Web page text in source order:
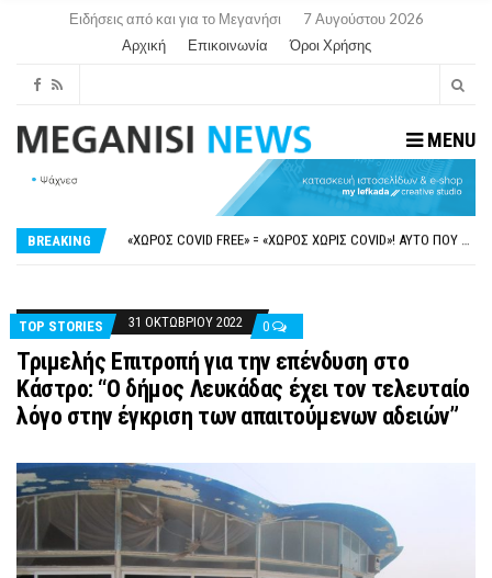
Ειδήσεις από και για το Μεγανήσι
7 Αυγούστου 2026
Αρχική
Επικοινωνία Όροι Χρήσης
MENU
BREAKING
ΝΥΔΡΊ:ΠΙΆΣΤΗΚΑΝ ΣΤΟ ΞΎΛΟ ΟΙ ΙΔΙΟΚΤΉΤΕΣ ΤΟΥΡΙΣΤΙΚΏΝ ΣΚΑΦΏΝ.
«ΧΏΡΟΣ COVID FREE» = «ΧΏΡΟΣ ΧΩΡΊΣ COVID»! ΑΥΤΌ ΠΟΥ ΚΑΝΕΊΣ ΔΕΝ ΈΧΕΙ ΤΟΛΜΉΣΕΙ ΝΑ ΡΩΤΉΣΕΙ
ΠΕΡΊ ΑΝΑΣΤΟΛΉΣ ΝΗΠΙΑΓΩΓΕΊΩΝ ΣΤΗ ΛΕΥΚΆΔΑ
TOP STORIES
31 ΟΚΤΩΒΡΊΟΥ 2022 0
Τριμελής Επιτροπή για την επένδυση στο
Κάστρο: “Ο δήμος Λευκάδας έχει τον τελευταίο
λόγο στην έγκριση των απαιτούμενων αδειών”